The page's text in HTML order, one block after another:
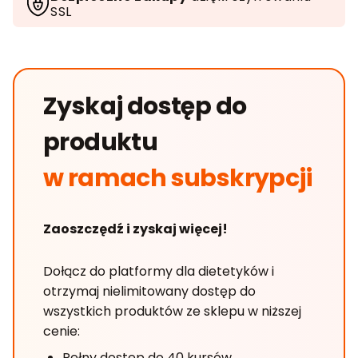
SSL
Zyskaj dostęp do
produktu
w ramach subskrypcji
Zaoszczędź i zyskaj więcej!
Dołącz do platformy dla dietetyków i
otrzymaj nielimitowany dostęp do
wszystkich produktów ze sklepu w niższej
cenie: